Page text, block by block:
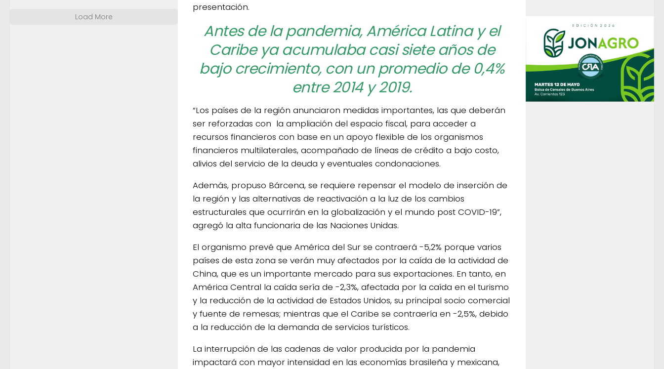
presentación.
Antes de la pandemia, América Latina y el
Caribe ya acumulaba casi siete años de
bajo crecimiento, con un promedio de 0,4%
entre 2014 y 2019.
“Los países de la región anunciaron medidas importantes, las que deberán
ser reforzadas con la ampliación del espacio fiscal, para acceder a
recursos financieros con base en un apoyo flexible de los organismos
financieros multilaterales, acompañado de líneas de crédito a bajo costo,
alivios del servicio de la deuda y eventuales condonaciones.
Además, propuso Bárcena, se requiere repensar el modelo de inserción de
la región y las alternativas de reactivación a la luz de los cambios
estructurales que ocurrirán en la globalización y el mundo post COVID-19”,
agregó la alta funcionaria de las Naciones Unidas.
El organismo prevé que América del Sur se contraerá -5,2% porque varios
países de esta zona se verán muy afectados por la caída de la actividad de
China, que es un importante mercado para sus exportaciones. En tanto, en
América Central la caída sería de -2,3%, afectada por la caída en el turismo
y la reducción de la actividad de Estados Unidos, su principal socio comercial
y fuente de remesas; mientras que el Caribe se contraería en -2,5%, debido
a la reducción de la demanda de servicios turísticos.
La interrupción de las cadenas de valor producida por la pandemia
impactará con mayor intensidad en las economías brasileña y mexicana,
Load More